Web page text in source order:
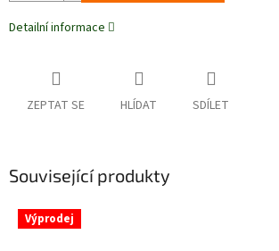
Detailní informace
ZEPTAT SE HLÍDAT SDÍLET
Související produkty
Výprodej